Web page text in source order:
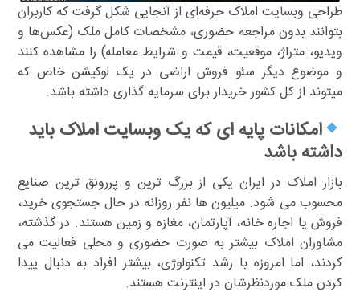
طراحی وبسایت املاک حرفه‌ای از آنجایی شکل گرفت که کاربران
بتوانند بدون مراجعه حضوری، مشخصات کامل ملک (عکس‌ها و
ویدیو، متراژ، موقعیت، قیمت و شرایط معامله) را مشاهده کنند
و موضوع دیگر سئو فروش اراضی در یک لوکیشن خاص که
میتوند از کل کشور خریدار برای سرمایه گذاری داشته باشد.
امکانات پایه ای که یک وبسایت املاک باید
داشته باشد
بازار املاک در ایران یکی از بزرگ ترین و پررونق ترین صنایع
محسوب می شود. میلیون ها نفر روزانه در حال جستجوی خرید،
فروش یا اجاره خانه، آپارتمان، مغازه و زمین هستند. در گذشته،
مشاوران املاک بیشتر به صورت حضوری و محلی فعالیت می
کردند، اما امروزه با رشد تکنولوژی، بیشتر افراد به دنبال پیدا
کردن ملک موردنظرشان در اینترنت هستند.